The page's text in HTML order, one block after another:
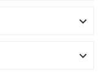

